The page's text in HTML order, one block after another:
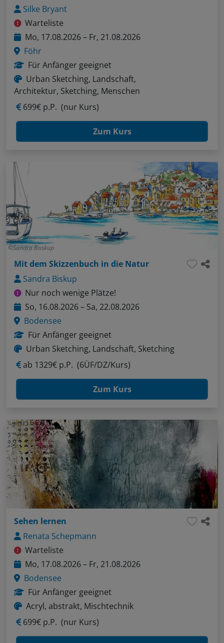
Silke Bryant
Warteliste
Mo, 17.08.2026 – Fr, 21.08.2026
Föhr
Für Anfänger geeignet
Urban Sketching, Landschaft,
Architektur, Sketching, Menschen
699€ p.P. (nur Kurs)
Zum Kurs
Sandra Bisskup
Mit dem Skizzenbuch in die Natur
Sandra Biskup
Nur noch wenige Plätze!
So, 16.08.2026 – Sa, 22.08.2026
Bodensee
Für Anfänger geeignet
Urban Sketching, Landschaft, Sketching
ab 1329€ p.P. (6ÜF/DZ/Kurs)
Zum Kurs
Sehen lernen
Renata Schepmann
Warteliste
Mo, 17.08.2026 – Fr, 21.08.2026
Bodensee
Für Anfänger geeignet
Acryl, abstrakt, Mischtechnik
699€ p.P. (nur Kurs)